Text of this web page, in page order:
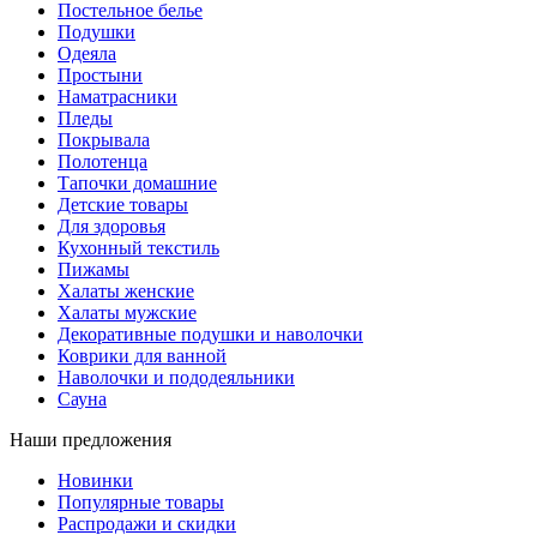
Постельное белье
Подушки
Одеяла
Простыни
Наматрасники
Пледы
Покрывала
Полотенца
Тапочки домашние
Детские товары
Для здоровья
Кухонный текстиль
Пижамы
Халаты женские
Халаты мужские
Декоративные подушки и наволочки
Коврики для ванной
Наволочки и пододеяльники
Сауна
Наши предложения
Новинки
Популярные товары
Распродажи и скидки